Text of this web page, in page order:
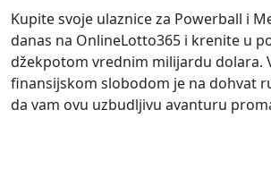
Kupite svoje ulaznice za Powerball i
danas na OnlineLotto365 i krenite u
džekpotom vrednim milijardu dolara.
finansijskom slobodom je na dohvat
da vam ovu uzbudljivu avanturu